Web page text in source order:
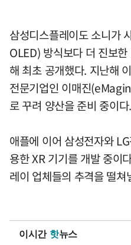
삼성디스플레이도 소니가
OLED) 방식보다 더 진보
해 최초 공개했다. 지난해
전문기업인 이매진
로 꾸려 양산을 준비 중이다.
애플에 이어 삼성전자와
용한 XR 기기를 개발 중이
레이 업체들의 추격을 떨
이시간 핫뉴스